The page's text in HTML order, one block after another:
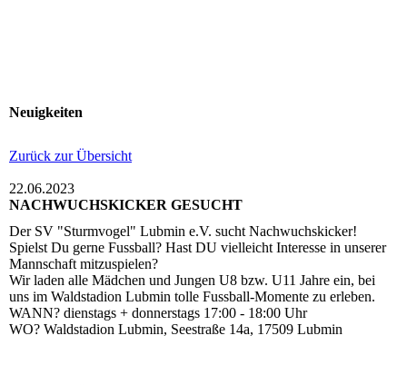
Neuigkeiten
Zurück zur Übersicht
22.06.2023
NACHWUCHSKICKER GESUCHT
Der SV "Sturmvogel" Lubmin e.V. sucht Nachwuchskicker!
Spielst Du gerne Fussball? Hast DU vielleicht Interesse in unserer
Mannschaft mitzuspielen?
Wir laden alle Mädchen und Jungen U8 bzw. U11 Jahre ein, bei
uns im Waldstadion Lubmin tolle Fussball-Momente zu erleben.
WANN? dienstags + donnerstags 17:00 - 18:00 Uhr
WO? Waldstadion Lubmin, Seestraße 14a, 17509 Lubmin